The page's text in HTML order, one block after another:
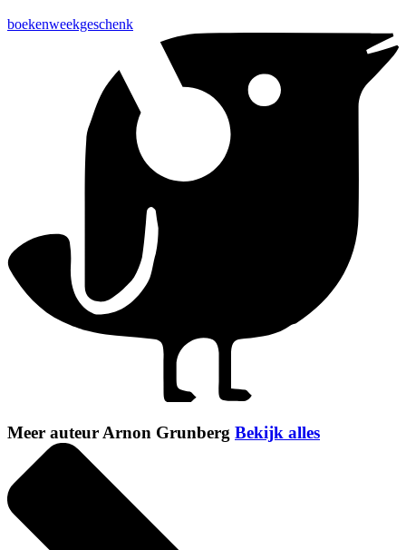
boekenweekgeschenk
Meer auteur Arnon Grunberg Bekijk alles